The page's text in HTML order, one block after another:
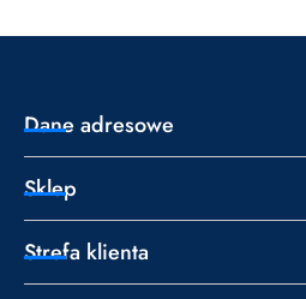
Dane adresowe
Sklep
Strefa klienta